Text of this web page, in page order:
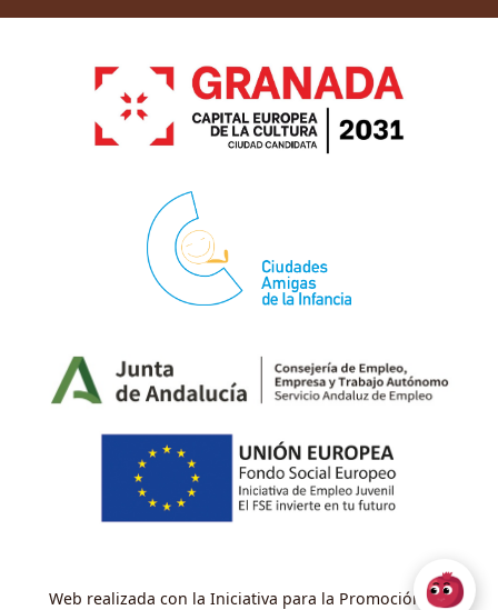
Web realizada con la Iniciativa para la Promoción del